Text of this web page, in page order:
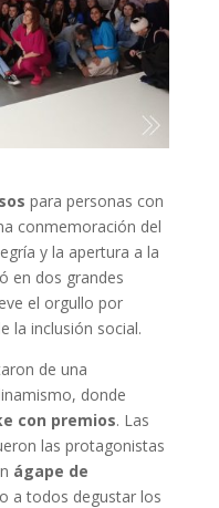
para personas con
conmemoración del
y la apertura a la
en dos grandes
el orgullo por
la inclusión social.
de una
donde
con premios. Las
las protagonistas
ágape de
a todos degustar los